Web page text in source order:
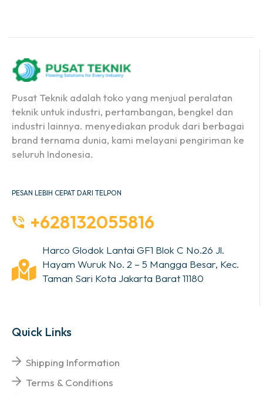
Pusat Teknik adalah toko yang menjual peralatan
teknik untuk industri, pertambangan, bengkel dan
industri lainnya. menyediakan produk dari berbagai
brand ternama dunia, kami melayani pengiriman ke
seluruh Indonesia.
PESAN LEBIH CEPAT DARI TELPON
+628132055816
Harco Glodok Lantai GF1 Blok C No.26 Jl.
Hayam Wuruk No. 2 – 5 Mangga Besar, Kec.
Taman Sari Kota Jakarta Barat 11180
Quick Links
Shipping Information
Terms & Conditions